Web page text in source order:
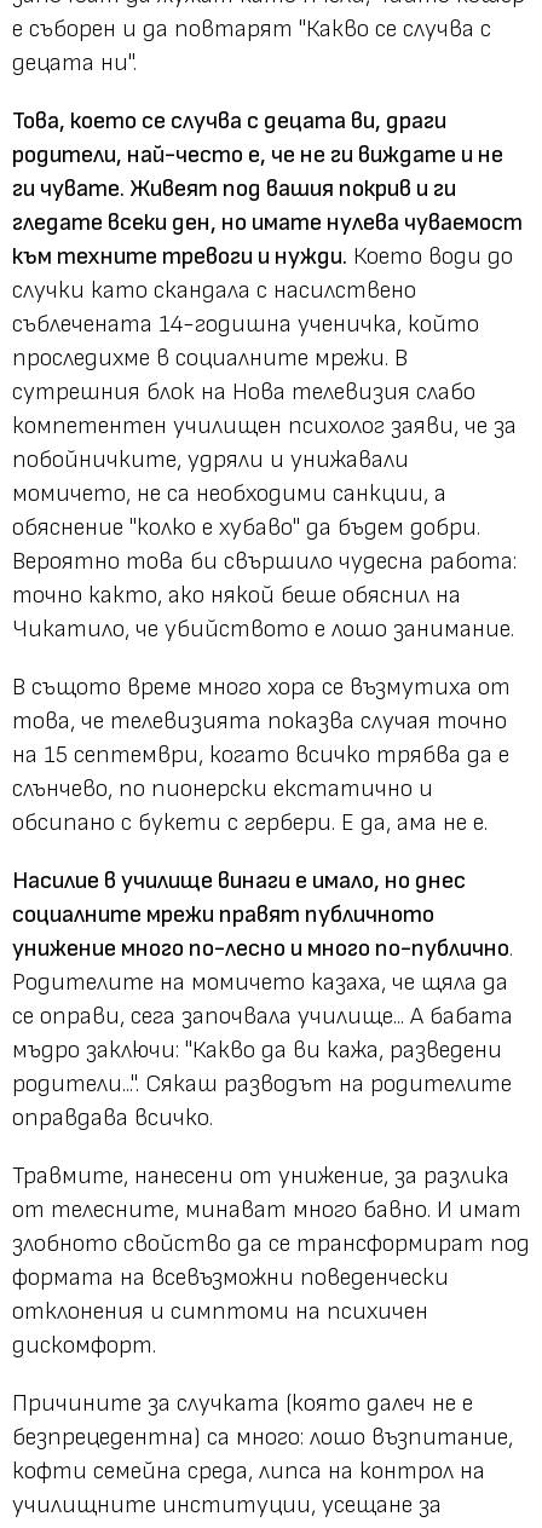
е съборен и да повтарят "Какво се случва с
децата ни".
Това, което се случва с децата ви, драги
родители, най-често е, че не ги виждате и не
ги чувате. Живеят под вашия покрив и ги
гледате всеки ден, но имате нулева чуваемост
към техните тревоги и нужди. Което води до
случки като скандала с насилствено
съблечената 14-годишна ученичка, който
проследихме в социалните мрежи. В
сутрешния блок на Нова телевизия слабо
компетентен училищен психолог заяви, че за
побойничките, удряли и унижавали
момичето, не са необходими санкции, а
обяснение "колко е хубаво" да бъдем добри.
Вероятно това би свършило чудесна работа:
точно както, ако някой беше обяснил на
Чикатило, че убийството е лошо занимание.
В същото време много хора се възмутиха от
това, че телевизията показва случая точно
на 15 септември, когато всичко трябва да е
слънчево, по пионерски екстатично и
обсипано с букети с гербери. Е да, ама не е.
Насилие в училище винаги е имало, но днес
социалните мрежи правят публичното
унижение много по-лесно и много по-публично.
Родителите на момичето казаха, че щяла да
се оправи, сега започвала училище... А бабата
мъдро заключи: "Какво да ви кажа, разведени
родители...". Сякаш разводът на родителите
оправдава всичко.
Травмите, нанесени от унижение, за разлика
от телесните, минават много бавно. И имат
злобното свойство да се трансформират под
формата на всевъзможни поведенчески
отклонения и симптоми на психичен
дискомфорт.
Причините за случката (която далеч не е
безпрецедентна) са много: лошо възпитание,
кофти семейна среда, липса на контрол на
училищните институции, усещане за